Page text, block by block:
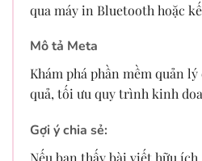
qua máy in Bluetooth hoặc
Mô tả Meta
Khám phá phần mềm quản
quả, tối ưu quy trình kinh
Gợi ý chia sẻ:
Nếu bạn thấy bài viết hữu